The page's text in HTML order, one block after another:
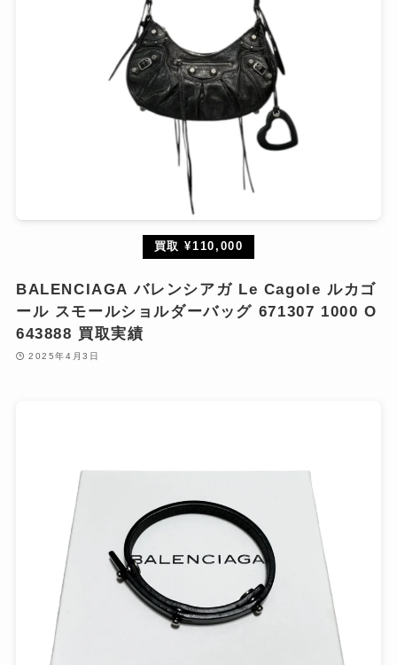
買取 ¥110,000
BALENCIAGA バレンシアガ Le Cagole ルカゴ
ール スモールショルダーバッグ 671307 1000 O
643888 買取実績
2025年4月3日